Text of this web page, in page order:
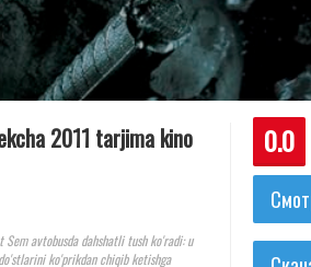
0.0
2011 tarjima kino
avtobusda dahshatli tush ko'radi: u
ko'prikdan chiqib ketishga